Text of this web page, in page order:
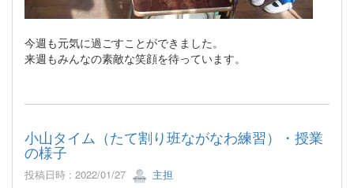
今週も元気に過ごすことができました。
来週もみんなの素敵な笑顔を待っています。
小山タイム（たて割り班ながなわ練習）・授業
の様子
投稿日時 : 2022/01/27 主担